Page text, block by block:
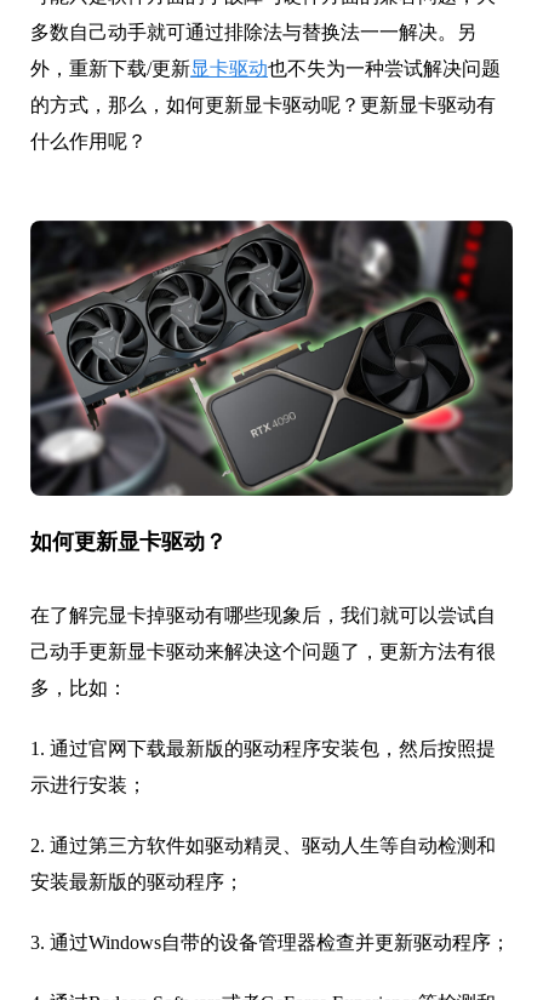
多数自己动手就可通过排除法与替换法一一解决。另
外，重新下载/更新显卡驱动也不失为一种尝试解决问题
的方式，那么，如何更新显卡驱动呢？更新显卡驱动有
什么作用呢？
如何更新显卡驱动？
在了解完显卡掉驱动有哪些现象后，我们就可以尝试自
己动手更新显卡驱动来解决这个问题了，更新方法有很
多，比如：
1. 通过官网下载最新版的驱动程序安装包，然后按照提
示进行安装；
2. 通过第三方软件如驱动精灵、驱动人生等自动检测和
安装最新版的驱动程序；
3. 通过Windows自带的设备管理器检查并更新驱动程序；